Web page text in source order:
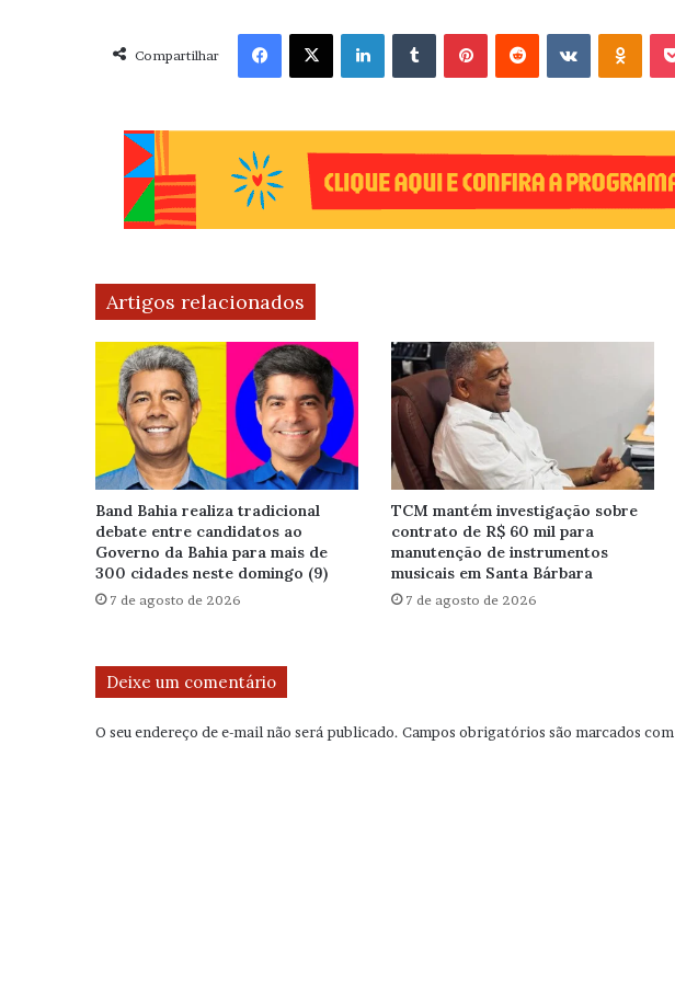
Compartilhar
Facebook X Linkedin VK OK
Artigos relacionados
Band Bahia realiza tradicional
debate entre candidatos ao
Governo da Bahia para mais de
300 cidades neste domingo (9)
7 de agosto de 2026
TCM mantém investigação sobre
contrato de R$ 60 mil para
manutenção de instrumentos
musicais em Santa Bárbara
7 de agosto de 2026
Deixe um comentário
O seu endereço de e-mail não será publicado. Campos obrigatórios são marcados com